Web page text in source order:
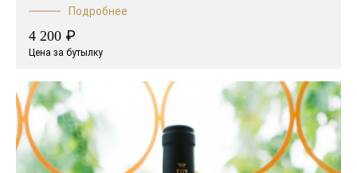
Подробнее
4 200 ₽
Цена за бутылку